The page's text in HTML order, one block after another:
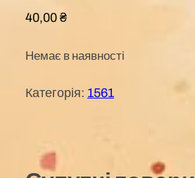
40,00 ₴
Немає в наявності
Категорія: 1561